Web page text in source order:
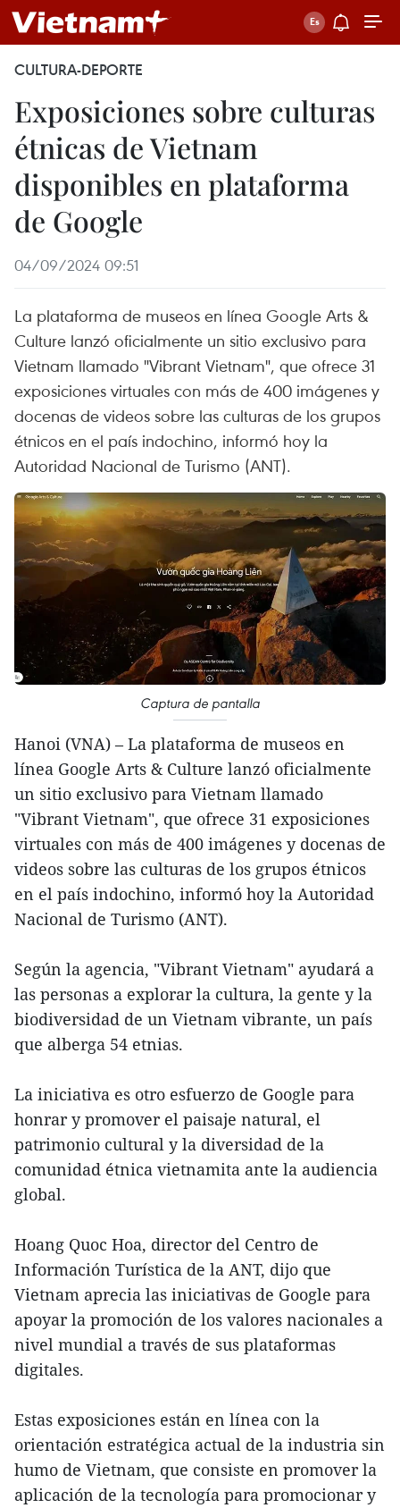
CULTURA-DEPORTE
Exposiciones sobre culturas
étnicas de Vietnam
disponibles en plataforma
de Google
04/09/2024 09:51
La plataforma de museos en línea Google Arts &
Culture lanzó oficialmente un sitio exclusivo para
Vietnam llamado "Vibrant Vietnam", que ofrece 31
exposiciones virtuales con más de 400 imágenes y
docenas de videos sobre las culturas de los grupos
étnicos en el país indochino, informó hoy la
Autoridad Nacional de Turismo (ANT).
Captura de pantalla
Hanoi (VNA) – La plataforma de museos en
línea Google Arts & Culture lanzó oficialmente
un sitio exclusivo para Vietnam llamado
"Vibrant Vietnam", que ofrece 31 exposiciones
virtuales con más de 400 imágenes y docenas de
videos sobre las culturas de los grupos étnicos
en el país indochino, informó hoy la Autoridad
Nacional de Turismo (ANT).
Según la agencia, "Vibrant Vietnam" ayudará a
las personas a explorar la cultura, la gente y la
biodiversidad de un Vietnam vibrante, un país
que alberga 54 etnias.
La iniciativa es otro esfuerzo de Google para
honrar y promover el paisaje natural, el
patrimonio cultural y la diversidad de la
comunidad étnica vietnamita ante la audiencia
global.
Hoang Quoc Hoa, director del Centro de
Información Turística de la ANT, dijo que
Vietnam aprecia las iniciativas de Google para
apoyar la promoción de los valores nacionales a
nivel mundial a través de sus plataformas
digitales.
Estas exposiciones están en línea con la
orientación estratégica actual de la industria sin
humo de Vietnam, que consiste en promover la
aplicación de la tecnología para promocionar y